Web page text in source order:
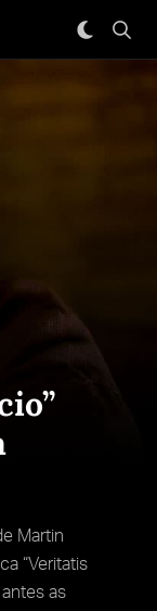
Martin
“Veritatis
as